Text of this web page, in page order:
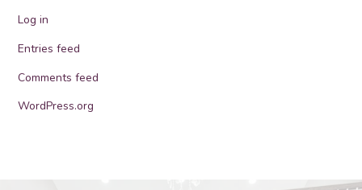
Log in
Entries feed
Comments feed
WordPress.org